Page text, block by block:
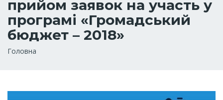
прийом заявок на участь у
програмі «Громадський
бюджет – 2018»
Рядок
Головна